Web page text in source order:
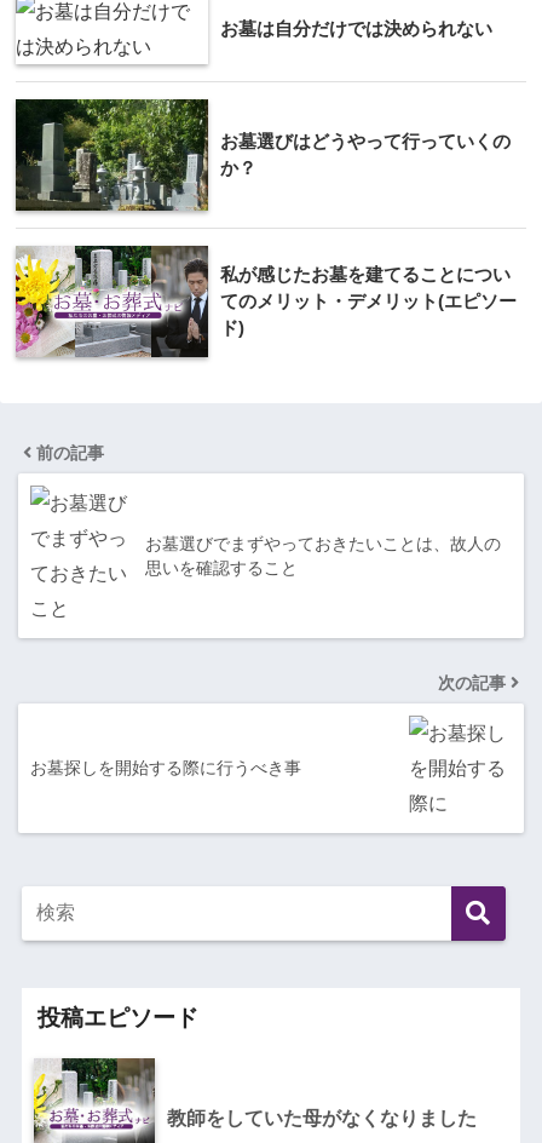
お墓は自分だけでは決められない
お墓選びはどうやって行っていくの
か？
私が感じたお墓を建てることについ
てのメリット・デメリット(エピソー
ド)
前の記事
お墓選びでまずやっておきたいことは、故人の
思いを確認すること
次の記事
お墓探しを開始する際に行うべき事
投稿エピソード
教師をしていた母がなくなりました